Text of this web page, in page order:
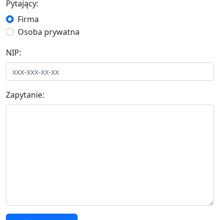
Pytający:
Firma
Osoba prywatna
NIP:
Zapytanie: